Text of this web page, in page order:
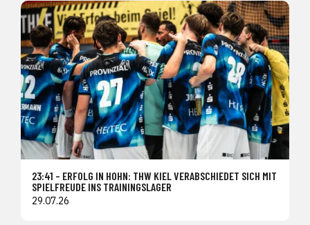
23:41 – ERFOLG IN HOHN: THW KIEL VERABSCHIEDET SICH MIT
SPIELFREUDE INS TRAININGSLAGER
29.07.26